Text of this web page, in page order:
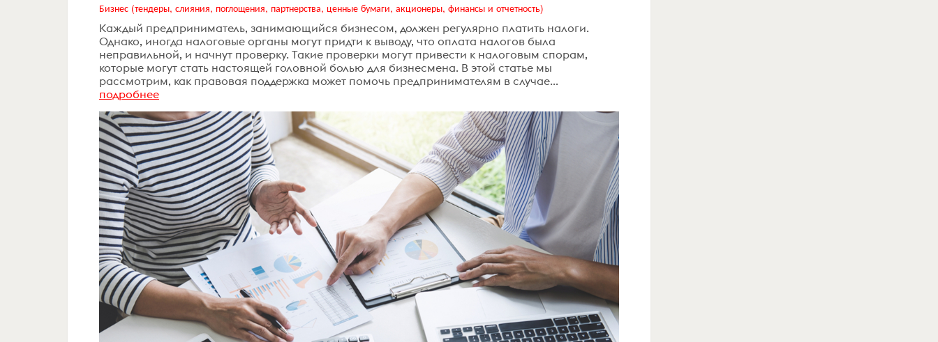
Бизнес (тендеры, слияния, поглощения, партнерства, ценные бумаги, акционеры, финансы и отчетность)
Каждый предприниматель, занимающийся бизнесом, должен регулярно платить налоги.
Однако, иногда налоговые органы могут придти к выводу, что оплата налогов была
неправильной, и начнут проверку. Такие проверки могут привести к налоговым спорам,
которые могут стать настоящей головной болью для бизнесмена. В этой статье мы
рассмотрим, как правовая поддержка может помочь предпринимателям в случае...
подробнее